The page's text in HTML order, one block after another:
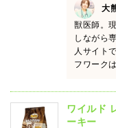
大
獣医師。
しながら
人サイト
フワーク
ワイルド
ーキー